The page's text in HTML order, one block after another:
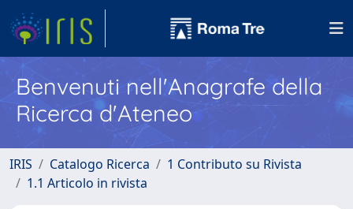
Benvenuti nell'Anagrafe della
Ricerca d'Ateneo
IRIS Catalogo Ricerca
1 Contributo su Rivista
1.1 Articolo in rivista